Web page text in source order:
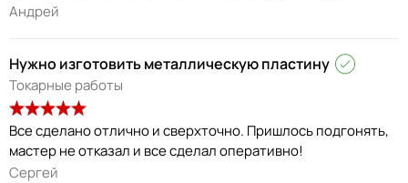
Андрей
Нужно изготовить металлическую пластину
Токарные работы
Все сделано отлично и сверхточно. Пришлось подгонять,
мастер не отказал и все сделал оперативно!
Сергей